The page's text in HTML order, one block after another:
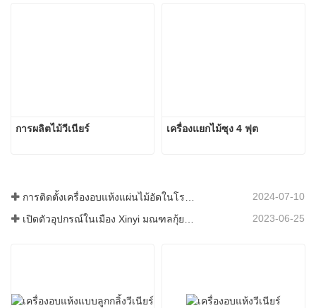
การผลิตไม้วีเนียร์ เครื่องแยกไม้ซุง 4 ฟุต
2024-07-10
เปิดตัวอุปกรณ์ในเมือง Xinyi มณฑลกุ้ยโจว ประเทศจีน 2023-06-25